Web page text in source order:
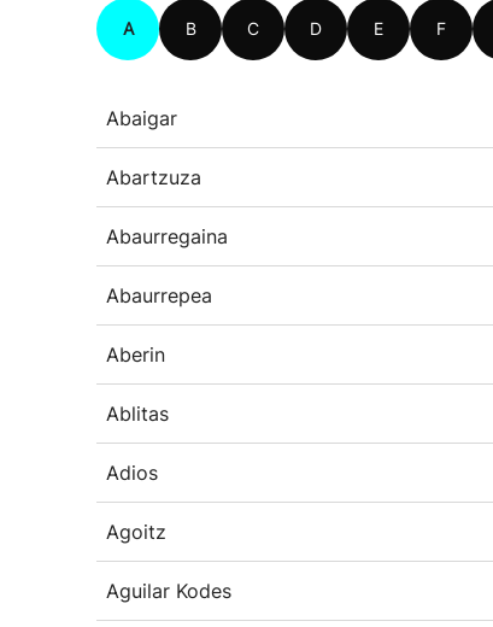
A B C D E F
Abaigar
Abartzuza
Abaurregaina
Abaurrepea
Aberin
Ablitas
Adios
Agoitz
Aguilar Kodes